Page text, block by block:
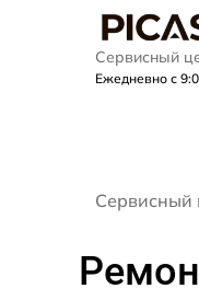
Сервисный
Ежедневно с
Сервисный